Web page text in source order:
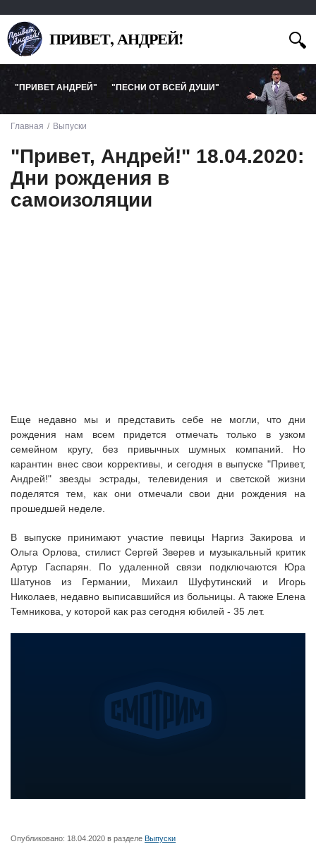
ПРИВЕТ, АНДРЕЙ!
"ПРИВЕТ АНДРЕЙ" "ПЕСНИ ОТ ВСЕЙ ДУШИ"
Главная Выпуски
"Привет, Андрей!" 18.04.2020:
Дни рождения в
самоизоляции
Еще недавно мы и представить себе не могли, что дни
рождения нам всем придется отмечать только в узком
семейном кругу, без привычных шумных компаний. Но
карантин внес свои коррективы, и сегодня в выпуске "Привет,
Андрей!" звезды эстрады, телевидения и светской жизни
поделятся тем, как они отмечали свои дни рождения на
прошедшей неделе.
В выпуске принимают участие певицы Наргиз Закирова и
Ольга Орлова, стилист Сергей Зверев и музыкальный критик
Артур Гаспарян. По удаленной связи подключаются Юра
Шатунов из Германии, Михаил Шуфутинский и Игорь
Николаев, недавно выписавшийся из больницы. А также Елена
Темникова, у которой как раз сегодня юбилей - 35 лет.
Опубликовано: 18.04.2020 в разделе Выпуски